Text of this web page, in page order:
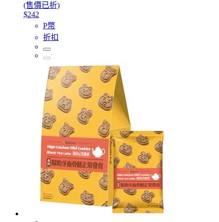
(售價已折)
$242
P幣
折扣